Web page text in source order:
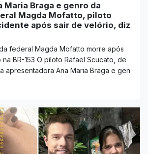
Maria Braga e genro da
Magda Mofatto, piloto
após sair de velório, diz
federal Magda Mofatto morre após
BR-153 O piloto Rafael Scucato, de
apresentadora Ana Maria Braga e gen